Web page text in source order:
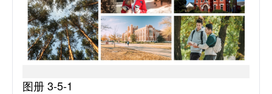
图册 3-5-1